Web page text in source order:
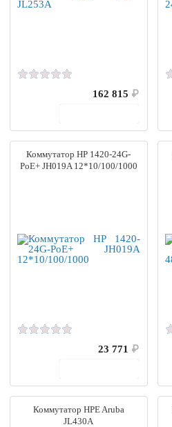
162 815 ₽
Коммутатор HP 1420-24G-
PoE+ JH019A 12*10/100/1000
23 771 ₽
Коммутатор HPE Aruba
JL430A